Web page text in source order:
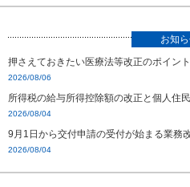
お知
押さえておきたい医療法等改正のポイント
2026/08/06
所得税の給与所得控除額の改正と個人住
2026/08/04
9月1日から交付申請の受付が始まる業務
2026/08/04